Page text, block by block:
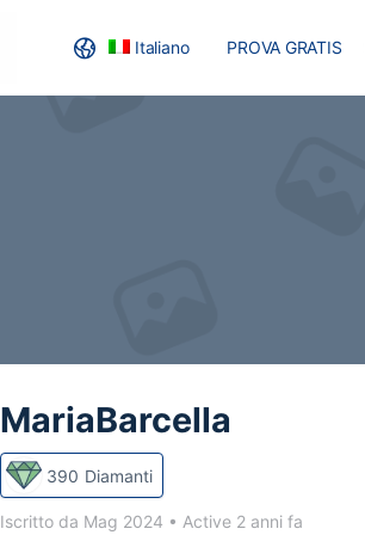
Italiano PROVA GRATIS
MariaBarcella
390 Diamanti
Iscritto da Mag 2024 • Active 2 anni fa